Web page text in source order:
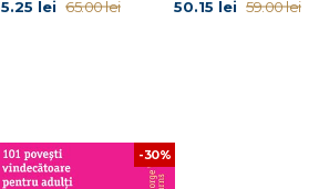
lei 65.00 lei 50.15 lei 59.00 lei
-30%